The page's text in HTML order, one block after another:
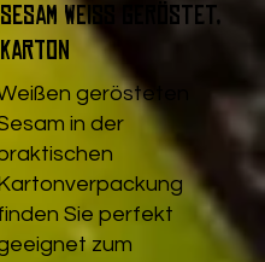
Sesam weiß geröstet,
Karton
gerösteten
in der
Kartonverpackung
Sie perfekt
zum